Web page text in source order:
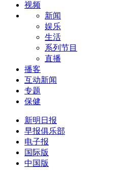
视频
新闻
娱乐
生活
系列节目
直播
播客
互动新闻
专题
保健
新明日报
早报俱乐部
电子报
国际版
中国版